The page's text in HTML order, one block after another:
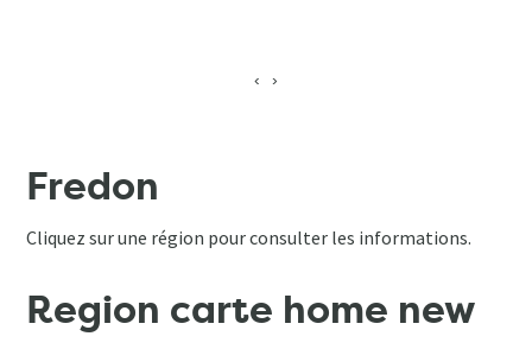
‹ ›
Fredon
Cliquez sur une région pour consulter les informations.
Region carte home new